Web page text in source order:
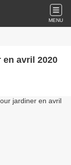
MENU
avril 2020